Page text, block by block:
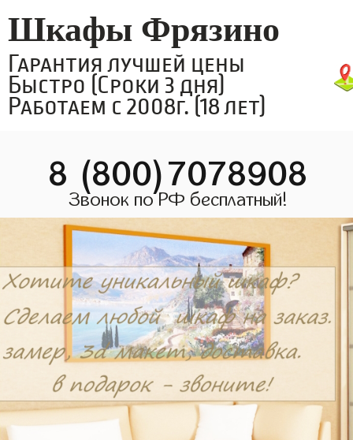
Шкафы Фрязино
Гарантия лучшей цены
Быстро (Сроки 3 дня)
Работаем с 2008г. (18 лет)
8 (800)7078908
Звонок по РФ бесплатный!